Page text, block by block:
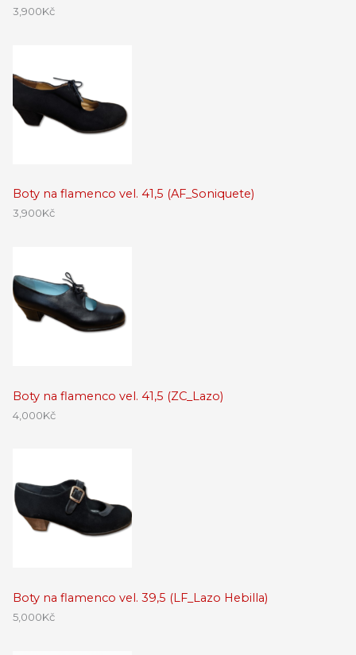
3,900Kč
Boty na flamenco vel. 41,5 (AF_Soniquete)
3,900Kč
Boty na flamenco vel. 41,5 (ZC_Lazo)
4,000Kč
Boty na flamenco vel. 39,5 (LF_Lazo Hebilla)
5,000Kč